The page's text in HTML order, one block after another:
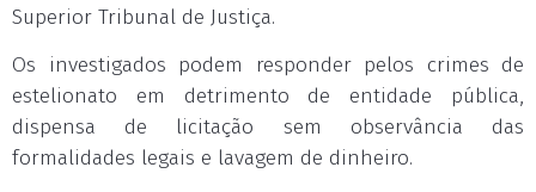
Superior Tribunal de Justiça.
Os investigados podem responder pelos crimes de
estelionato em detrimento de entidade pública,
dispensa de licitação sem observância das
formalidades legais e lavagem de dinheiro.